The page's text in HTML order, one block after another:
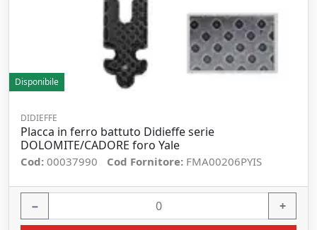
Disponibile
DIDIEFFE
Placca in ferro battuto Didieffe serie
DOLOMITE/CADORE foro Yale
Cod: 00037990 Cod Fornitore: FMA00206PYIS
− +